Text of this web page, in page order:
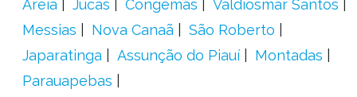
Areia Jucás Congemas
Valdiosmar Santos
Messias
Nova Canaã
São Roberto
Japaratinga
Assunção do Piauí
Montadas
Parauapebas